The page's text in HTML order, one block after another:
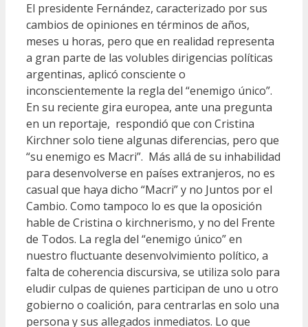
El presidente Fernández, caracterizado por sus
cambios de opiniones en términos de años,
meses u horas, pero que en realidad representa
a gran parte de las volubles dirigencias políticas
argentinas, aplicó consciente o
inconscientemente la regla del “enemigo único”.
En su reciente gira europea, ante una pregunta
en un reportaje, respondió que con Cristina
Kirchner solo tiene algunas diferencias, pero que
“su enemigo es Macri”. Más allá de su inhabilidad
para desenvolverse en países extranjeros, no es
casual que haya dicho “Macri” y no Juntos por el
Cambio. Como tampoco lo es que la oposición
hable de Cristina o kirchnerismo, y no del Frente
de Todos. La regla del “enemigo único” en
nuestro fluctuante desenvolvimiento político, a
falta de coherencia discursiva, se utiliza solo para
eludir culpas de quienes participan de uno u otro
gobierno o coalición, para centrarlas en solo una
persona y sus allegados inmediatos. Lo que